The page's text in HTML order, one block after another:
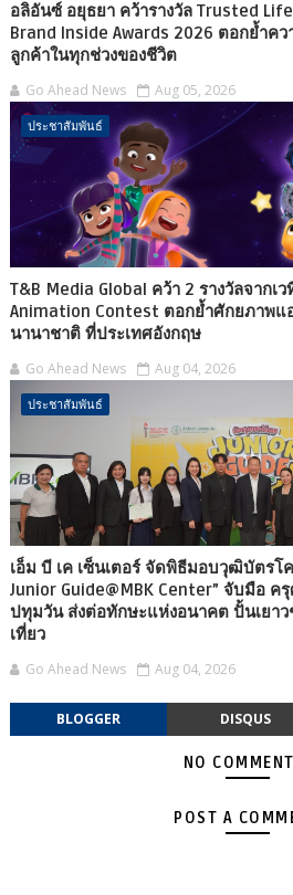
อลิอันซ์ อยุธยา คว้ารางวัล Trusted
Brand Inside Awards 2026 ตอกย้ำคว
ลูกค้าในทุกช่วงของชีวิต
Go Ahead News Aug 05, 2026
ประชาสัมพันธ์
T&B Media Global คว้า 2 รางวัลจากเ
Animation Contest ตอกย้ำศักยภาพแ
นานาชาติ ที่ประเทศอังกฤษ
Go Ahead News Aug 04, 2026
ประชาสัมพันธ์
เอ็ม บี เค เซ็นเตอร์ จัดพิธีมอบวุฒิบัตรโ
Junior Guide@MBK Center” จับมือ ค
ปทุมวัน ส่งต่อทักษะแห่งอนาคต ปั้นเยาว
เที่ยว
Go Ahead News Aug 04, 2026
BLOGGER DISQUS
NO
POST A